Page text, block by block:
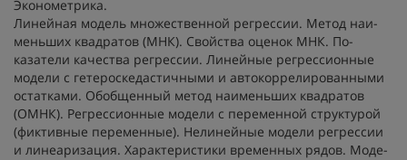
Эконометрика.
Линейная модель множественной регрессии. Метод наи-
меньших квадратов (МНК). Свойства оценок МНК. По-
казатели качества регрессии. Линейные регрессионные
модели с гетероскедастичными и автокоррелированными
остатками. Обобщенный метод наименьших квадратов
(ОМНК). Регрессионные модели с переменной структурой
(фиктивные переменные). Нелинейные модели регрессии
и линеаризация. Характеристики временных рядов. Моде-